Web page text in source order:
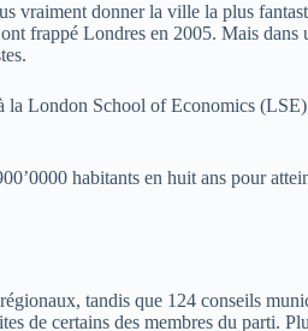
donner la ville la plus
frappé Londres en 2005. Mais
London School of Economics
habitants en huit ans pour
tandis que 124 conseils
de certains des membres du parti.